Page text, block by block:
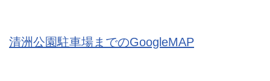
清洲公園駐車場までのGoogleMAP